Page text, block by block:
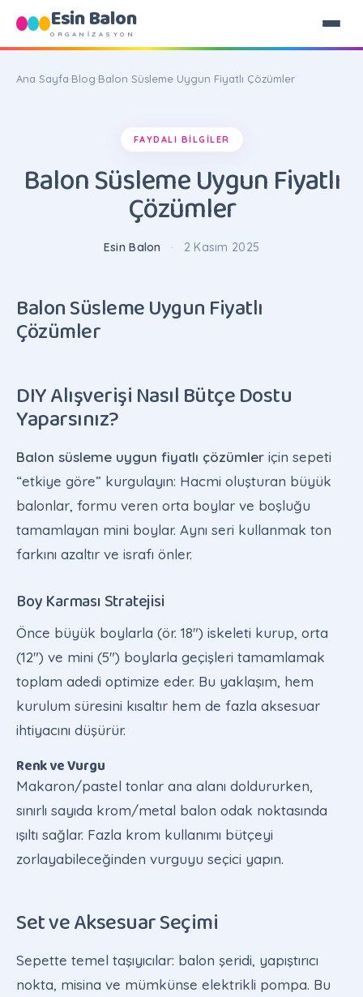
Esin Balon
ORGANİZASYON
Ana Sayfa·Blog·Balon Süsleme Uygun Fiyatlı Çözümler
FAYDALI BILGILER
Balon Süsleme Uygun Fiyatlı
Çözümler
Esin Balon · 2 Kasım 2025
Balon Süsleme Uygun Fiyatlı
Çözümler
DIY Alışverişi Nasıl Bütçe Dostu
Yaparsınız?
Balon süsleme uygun fiyatlı çözümler için sepeti
“etkiye göre” kurgulayın: Hacmi oluşturan büyük
balonlar, formu veren orta boylar ve boşluğu
tamamlayan mini boylar. Aynı seri kullanmak ton
farkını azaltır ve israfı önler.
Boy Karması Stratejisi
Önce büyük boylarla (ör. 18″) iskeleti kurup, orta
(12″) ve mini (5″) boylarla geçişleri tamamlamak
toplam adedi optimize eder. Bu yaklaşım, hem
kurulum süresini kısaltır hem de fazla aksesuar
ihtiyacını düşürür.
Renk ve Vurgu
Makaron/pastel tonlar ana alanı doldururken,
sınırlı sayıda krom/metal balon odak noktasında
ışıltı sağlar. Fazla krom kullanımı bütçeyi
zorlayabileceğinden vurguyu seçici yapın.
Set ve Aksesuar Seçimi
Sepette temel taşıyıcılar: balon şeridi, yapıştırıcı
nokta, misina ve mümkünse elektrikli pompa. Bu